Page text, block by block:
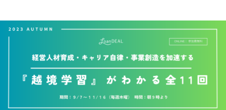
ま
す）
ま
す）
ま
す）